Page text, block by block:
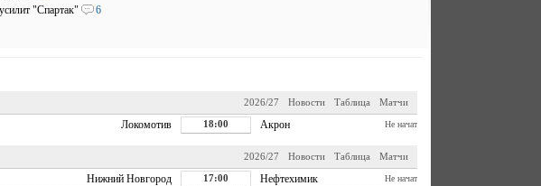
"Спартак"
6
Матчи
Таблица
Новости
2026/27
Локомотив 18:00 Акрон Не начат
Матчи
Таблица
Новости
2026/27
Нижний Новгород 17:00 Нефтехимик Не начат